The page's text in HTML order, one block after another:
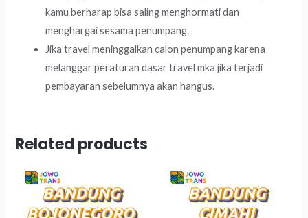
kamu berharap bisa saling menghormati dan
menghargai sesama penumpang.
Jika travel meninggalkan calon penumpang karena
melanggar peraturan dasar travel mka jika terjadi
pembayaran sebelumnya akan hangus.
Related products